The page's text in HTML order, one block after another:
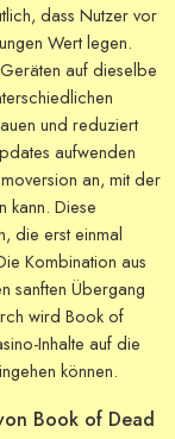
dass Nutzer vor
Wert legen.
auf dieselbe
und reduziert
aufwenden
an, mit der
kann. Diese
die erst einmal
Kombination aus
sanften Übergang
wird Book of
Inhalte auf die
können.
Book of Dead